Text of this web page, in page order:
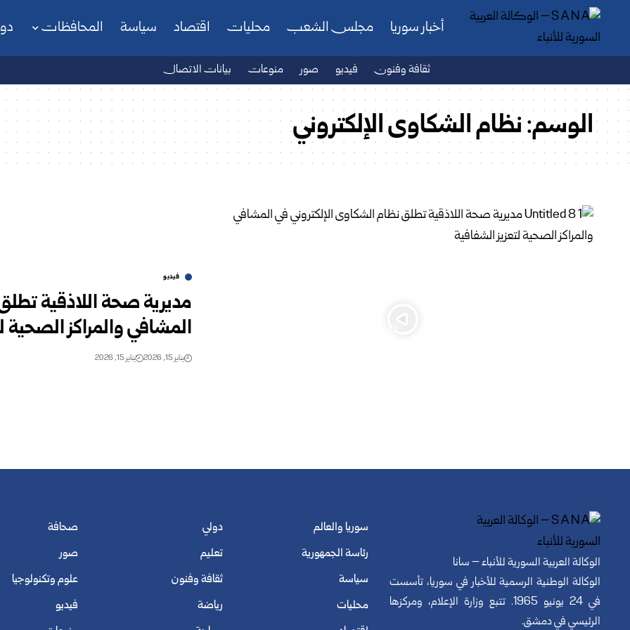
أخبار سوريا مجلس الشعب محليات اقتصاد سياسة المحافظات
ثقافة وفنون فيديو صور منوعات بيانات الاتصال
الوسم:نظام الشكاوى الإلكتروني
فيديو
مديرية صحة اللاذقية
المشافي والمراكز الصحية
يناير 15, 2026 يناير 15, 2026
الوكالة العربية السورية للأنباء – سانا
الوكالة الوطنية الرسمية للأخبار في سوريا، تأسست
في 24 يونيو 1965. تتبع وزارة الإعلام، ومركزها
الرئيسي في دمشق.
سوريا والعالم
رئاسة الجمهورية
سياسة
محليات
دولي
تعليم
ثقافة وفنون
رياضة
صحافة
صور
علوم وتكنولوجيا
فيديو